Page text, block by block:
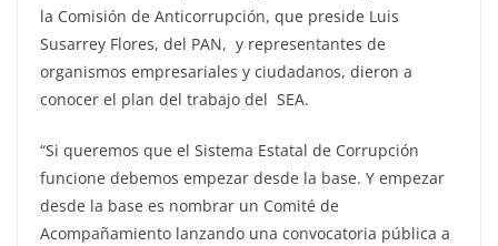
la Comisión de Anticorrupción, que preside Luis
Susarrey Flores, del PAN, y representantes de
organismos empresariales y ciudadanos, dieron a
conocer el plan del trabajo del SEA.
“Si queremos que el Sistema Estatal de Corrupción
funcione debemos empezar desde la base. Y empezar
desde la base es nombrar un Comité de
Acompañamiento lanzando una convocatoria pública a